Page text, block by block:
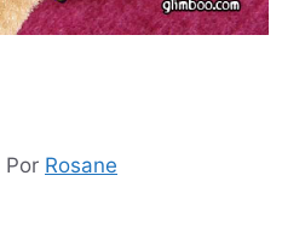
Por Rosane